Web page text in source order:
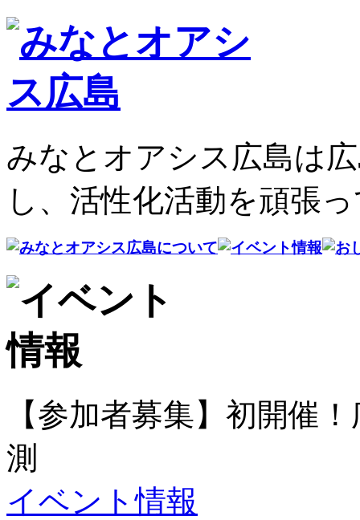
みなとオアシス広島は
し、活性化活動を頑張
【参加者募集】初開催
測
イベント情報